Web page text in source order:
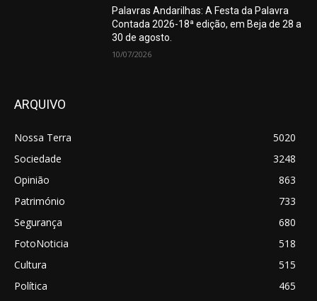
Palavras Andarilhas: A Festa da Palavra
Contada 2026-18ª edição, em Beja de 28 a
30 de agosto.
10/07/2026
ARQUIVO
Nossa Terra
5020
Sociedade
3248
Opinião
863
Património
733
Segurança
680
FotoNoticia
518
Cultura
515
Política
465